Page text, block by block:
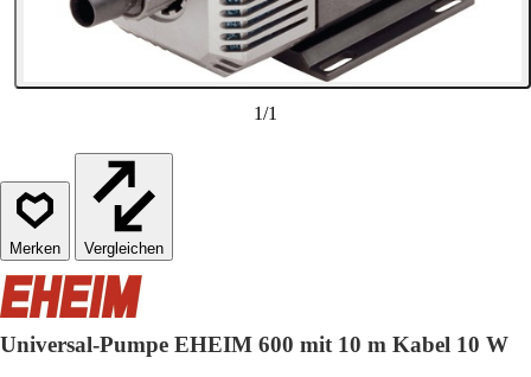
1/1
Vergleichen
Universal-Pumpe EHEIM 600 mit 10 m Kabel 10 W